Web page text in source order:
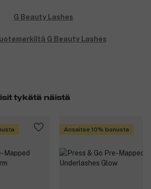
G Beauty Lashes
tykätä näistä
Ansaitse 10% bonusta